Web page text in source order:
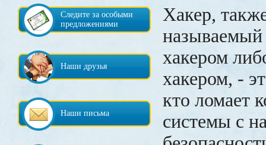
Следите за особыми
предложениями
Наши друзья
Наши письма
Хакер,
хакером
хакером, -
кто ломает
системы с